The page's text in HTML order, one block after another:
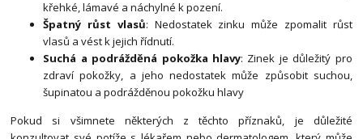
křehké, lámavé a náchylné k pození.
Špatný růst vlasů: Nedostatek zinku může zpomalit růst
vlasů a vést k jejich řídnutí.
Suchá a podrážděná pokožka hlavy: Zinek je důležitý pro
zdraví pokožky, a jeho nedostatek může způsobit suchou,
šupinatou a podrážděnou pokožku hlavy
Pokud si všimnete některých z těchto příznaků, je důležité